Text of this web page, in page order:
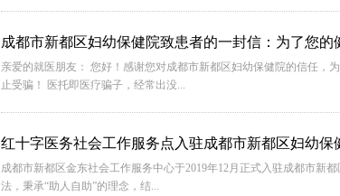
成都市新都区妇幼保健院致患者的一封信：为了您的
亲爱的就医朋友： 您好！感谢您对成都市新都区妇幼保健院的信任，
止受骗！ 医托即医疗骗子，经常出没...
红十字医务社会工作服务点入驻成都市新都区妇幼保
成都市新都区金东社会工作服务中心于2019年12月正式入驻成都市新
法，秉承“助人自助”的理念，结...